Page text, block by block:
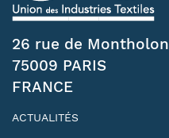
26 rue de Montholon
75009 PARIS
FRANCE
ACTUALITÉS